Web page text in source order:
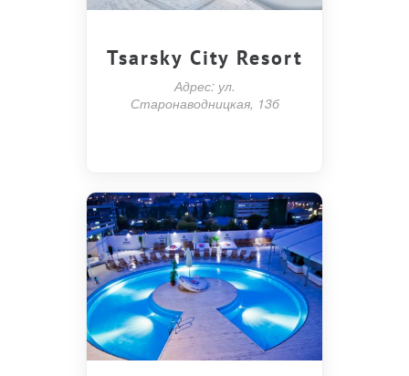
Tsarsky City Resort
Адрес: ул.
Старонаводницкая, 13б